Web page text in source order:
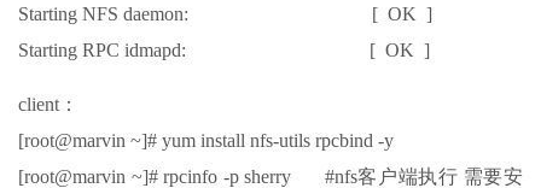
Starting NFS daemon: [ OK ]
Starting RPC idmapd: [ OK ]
client：
[root@marvin ~]# yum install nfs-utils rpcbind -y
[root@marvin ~]# rpcinfo -p sherry #nfs客户端执行 需要安